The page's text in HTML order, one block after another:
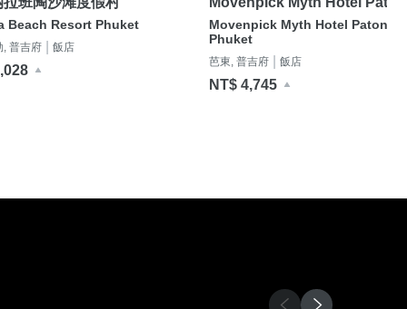
Beach Resort Phuket
, 普吉府 飯店
Phuket
Movenpick Myth Hotel Patong
Phuket
芭東, 普吉府 飯店
NT$ 4,745